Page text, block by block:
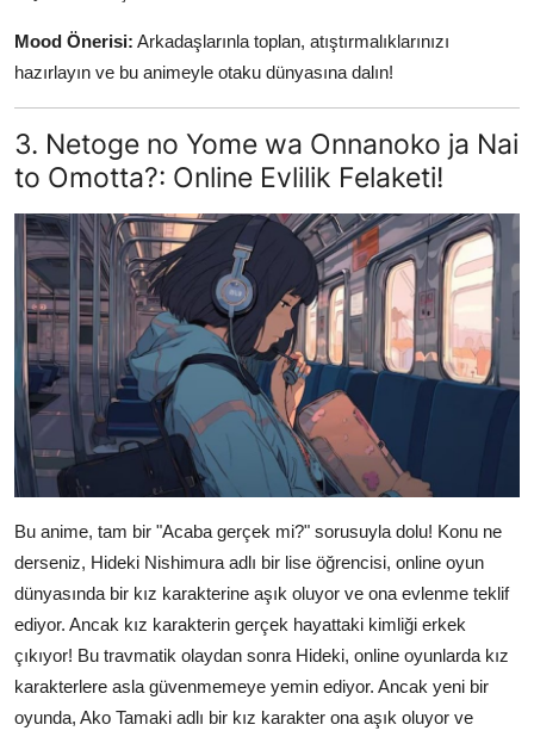
Mood Önerisi: Arkadaşlarınla toplan, atıştırmalıklarınızı
hazırlayın ve bu animeyle otaku dünyasına dalın!
3. Netoge no Yome wa Onnanoko ja Nai
to Omotta?: Online Evlilik Felaketi!
Bu anime, tam bir "Acaba gerçek mi?" sorusuyla dolu! Konu ne
derseniz, Hideki Nishimura adlı bir lise öğrencisi, online oyun
dünyasında bir kız karakterine aşık oluyor ve ona evlenme teklif
ediyor. Ancak kız karakterin gerçek hayattaki kimliği erkek
çıkıyor! Bu travmatik olaydan sonra Hideki, online oyunlarda kız
karakterlere asla güvenmemeye yemin ediyor. Ancak yeni bir
oyunda, Ako Tamaki adlı bir kız karakter ona aşık oluyor ve